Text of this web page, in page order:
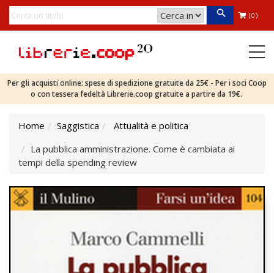
(0)
Per gli acquisti online: spese di spedizione gratuite da 25€ - Per i soci Coop
o con tessera fedeltà Librerie.coop gratuite a partire da 19€.
Home Saggistica
Attualità e politica
La pubblica amministrazione. Come è cambiata ai
tempi della spending review